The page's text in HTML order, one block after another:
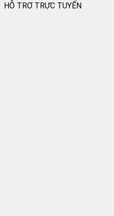
HỖ TRỢ TRỰC TUYẾN